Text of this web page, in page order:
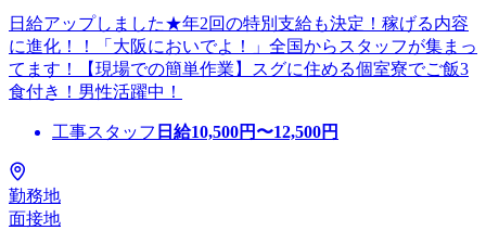
日給アップしました★年2回の特別支給も決定！稼げる内容
に進化！！「大阪においでよ！」全国からスタッフが集まっ
てます！【現場での簡単作業】スグに住める個室寮でご飯3
食付き！男性活躍中！
工事スタッフ 日給10,500円〜12,500円
勤務地
面接地